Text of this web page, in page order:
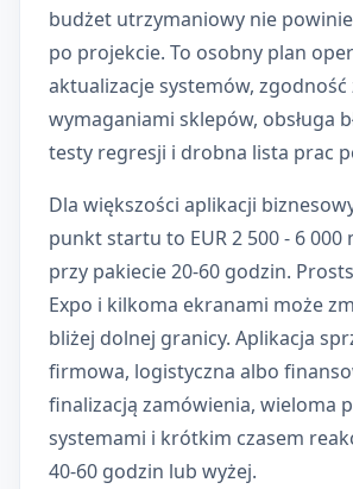
budżet utrzymaniowy nie
po projekcie. To osobny plan
aktualizacje systemów, zgodność
wymaganiami sklepów, obsługa
testy regresji i drobna lista prac
Dla większości aplikacji
punkt startu to EUR 2 500 - 6 000
przy pakiecie 20-60 godzin.
Expo i kilkoma ekranami może
bliżej dolnej granicy. Aplikacja
firmowa, logistyczna albo
finalizacją zamówienia, wieloma
systemami i krótkim czasem
40-60 godzin lub wyżej.